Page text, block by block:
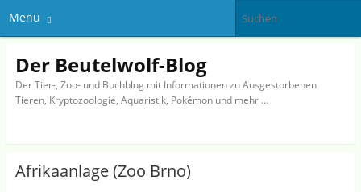
Menü
Der Beutelwolf-Blog
Der Tier-, Zoo- und Buchblog mit Informationen zu Ausgestorbenen
Tieren, Kryptozoologie, Aquaristik, Pokémon und mehr …
Afrikaanlage (Zoo Brno)